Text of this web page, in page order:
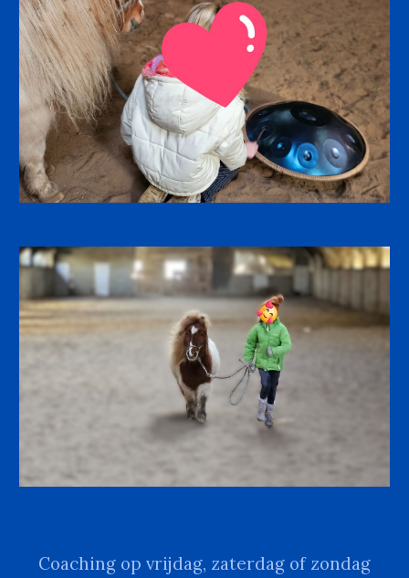
Coaching op vrijdag, zaterdag of zondag